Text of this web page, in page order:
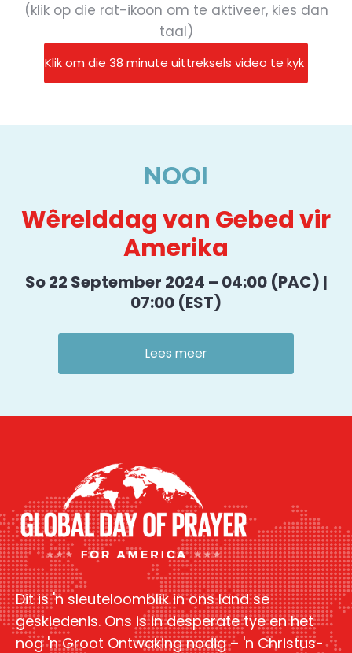
(klik op die rat-ikoon om te aktiveer, kies dan
taal)
Klik om die 38 minute uittreksels video te kyk
NOOI
Wêrelddag van Gebed vir
Amerika
So 22 September 2024 – 04:00 (PAC) |
07:00 (EST)
Lees meer
Dit is 'n sleuteloomblik in ons land se
geskiedenis. Ons is in desperate tye en het
nog 'n Groot Ontwaking nodig – 'n Christus-